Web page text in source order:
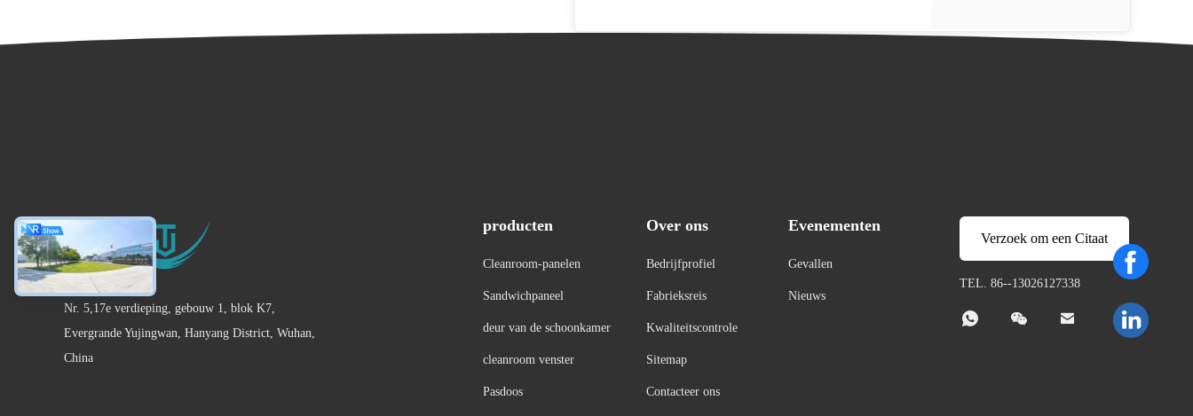
Nr. 5,17e verdieping, gebouw 1, blok K7,
Evergrande Yujingwan, Hanyang District, Wuhan,
China
producten
Cleanroom-panelen
Sandwichpaneel
deur van de schoonkamer
cleanroom venster
Pasdoos
Over ons
Bedrijfprofiel
Fabrieksreis
Kwaliteitscontrole
Sitemap
Contacteer ons
Evenementen
Gevallen
Nieuws
Verzoek om een Citaat
TEL. 86--13026127338
  